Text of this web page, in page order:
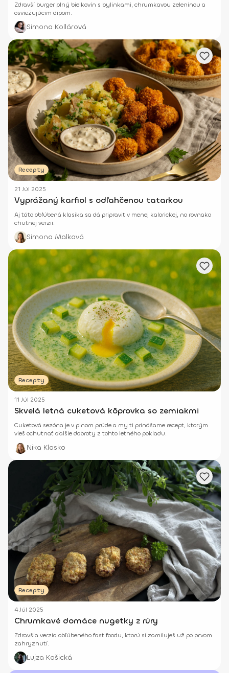
Zdravší burger plný bielkovín s bylinkami, chrumkavou zeleninou a
osviežujúcim dipom.
Simona Kollárová
Recepty
21 Júl 2025
Vyprážaný karfiol s odľahčenou tatarkou
Aj táto obľúbená klasika sa dá pripraviť v menej kalorickej, no rovnako
chutnej verzii.
Simona Malková
Recepty
11 Júl 2025
Skvelá letná cuketová kôprovka so zemiakmi
Cuketová sezóna je v plnom prúde a my ti prinášame recept, ktorým
vieš ochutnať ďalšie dobroty z tohto letného pokladu.
Nika Klasko
Recepty
4 Júl 2025
Chrumkavé domáce nugetky z rúry
Zdravšia verzia obľúbeného fast foodu, ktorú si zamiluješ už po prvom
zahryznutí.
Lujza Kašická